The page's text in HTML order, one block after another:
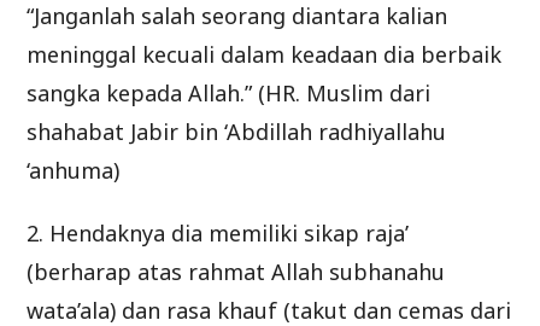
“Janganlah salah seorang diantara kalian
meninggal kecuali dalam keadaan dia berbaik
sangka kepada Allah.” (HR. Muslim dari
shahabat Jabir bin ‘Abdillah radhiyallahu
‘anhuma)
2. Hendaknya dia memiliki sikap raja’
(berharap atas rahmat Allah subhanahu
wata’ala) dan rasa khauf (takut dan cemas dari